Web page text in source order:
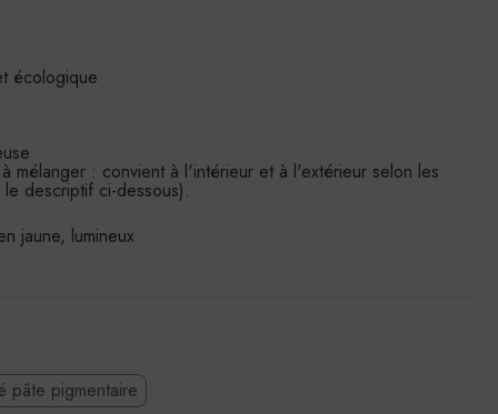
écologique
mélanger : convient à l'intérieur et à l'extérieur selon les
descriptif ci-dessous).
jaune, lumineux
pâte pigmentaire